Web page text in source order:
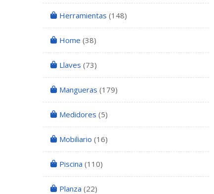
Herramientas (148)
Home (38)
Llaves (73)
Mangueras (179)
Medidores (5)
Mobiliario (16)
Piscina (110)
Planza (22)